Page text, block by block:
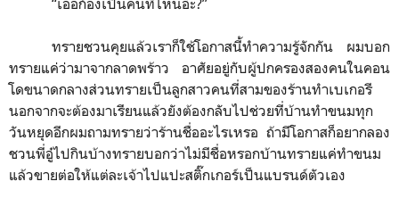
“เออก้องเป็นคนที่ไหนอ่ะ?”
ทรายชวนคุยแล้วเราก็ใช้โอกาสนี้ทำความรู้จักกัน ผมบอก
ทรายแค่ว่ามาจากลาดพร้าว อาศัยอยู่กับผู้ปกครองสองคนในคอน
โดขนาดกลางส่วนทรายเป็นลูกสาวคนที่สามของร้านทำเบเกอรี
นอกจากจะต้องมาเรียนแล้วยังต้องกลับไปช่วยที่บ้านทำขนมทุก
วันหยุดอีกผมถามทรายว่าร้านชื่ออะไรเหรอ ถ้ามีโอกาสก็อยากลอง
ชวนพี่อู๋ไปกินบ้างทรายบอกว่าไม่มีชื่อหรอกบ้านทรายแค่ทำขนม
แล้วขายต่อให้แต่ละเจ้าไปแปะสติ๊กเกอร์เป็นแบรนด์ตัวเอง